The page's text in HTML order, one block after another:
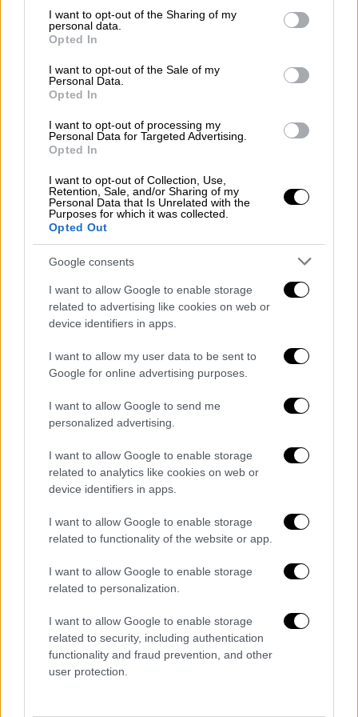
not limited to your visit or usage behaviour. You may click to
grant or deny consent to Google and its third-party tags to
use your data for below specified purposes in below Google
consent section.
I want to opt-out of the Sharing of my
personal data.
Opted In
I want to opt-out of the Sale of my
Personal Data.
Opted In
I want to opt-out of processing my
Personal Data for Targeted Advertising.
Opted In
I want to opt-out of Collection, Use,
Retention, Sale, and/or Sharing of my
Personal Data that Is Unrelated with the
Purposes for which it was collected.
Opted Out
Google consents
I want to allow Google to enable storage
related to advertising like cookies on web or
device identifiers in apps.
I want to allow my user data to be sent to
Google for online advertising purposes.
I want to allow Google to send me
personalized advertising.
I want to allow Google to enable storage
related to analytics like cookies on web or
device identifiers in apps.
I want to allow Google to enable storage
related to functionality of the website or app.
I want to allow Google to enable storage
related to personalization.
I want to allow Google to enable storage
related to security, including authentication
functionality and fraud prevention, and other
user protection.
Στρατιωτική Αντιπροσωπεία της Ελλάδας
στο Στρατηγείο του
Βρυξέλλες
Τα επόμενα χρόνια υπηρέτησε διαδοχικά
στην XXIII Τεθωρακισμένη Ταξιαρχία στην
Ταξιαρχία Πεζικού στο Σουφλί, στη
διεύθυνση Αμυντικού Σχεδιασμού και
Προγραμματισμού του Γενικού Επιτελείου
Στρατού και στη XXIII Τεθωρακισμένης
Ταξιαρχίας στην Αλεξανδρούπολη,
διευθυντής του Δ΄ Κλάδου ΓΕΣ (2012 – 2014),
Διοικητής της 95 Ανωτέρας Διοίκησης
Διοικητής του Γ ΄ Σώματος Στρατού / NRDC-
GR (2016 – 2017).
Με απόφαση του ΚΥΣΕΑ , στις 16 Ιανουαρίου
2017, ανέλαβε τα καθήκοντα του Αρχηγού
Ιανουαρίου 2019, κρίθηκε ως ευδοκίμως
τερματίσας τη σταδιοδρομία του, προήχθη
στο βαθμό του Στρατηγού, ενώ του
απονεμήθηκε ο τίτλος τουΕπιτίμου Αρχηγού
Στον Αλκιβιάδη Στεφανήέχουν απονεμηθεί
παράσημα, μετάλλια και διαμνημονεύσεις.
Η πολιτική του καριέρα
Στις 9 Ιουλίου 2019 ορκίστηκε
εξωκοινοβουλευτικός υφυπουργός Εθνικής
Άμυνας στην κυβέρνηση του Κυριάκου
Μητσοτάκη